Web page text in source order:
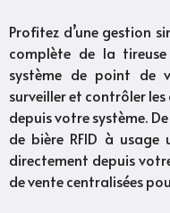
Profitez d’une gestion
complète de la
système de point de
surveiller et contrôler
depuis votre système.
de bière RFID à
directement depuis
de vente centralisées